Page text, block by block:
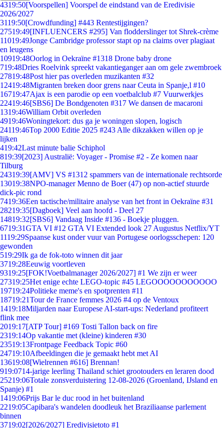
4319:50[Voorspellen] Voorspel de eindstand van de Eredivisie
2026/2027
3119:50[Crowdfunding] #443 Rentestijgingen?
27519:49[INFLUENCERS #295] Van flodderslinger tot Shrek-crème
11019:49Jonge Cambridge professor stapt op na claims over plagiaat
en leugens
10919:48Oorlog in Oekraïne #1318 Drone baby drone
719:48Dries Roelvink spreekt vakantieganger aan om gele zwembroek
27819:48Post hier pas overleden muzikanten #32
12419:48Migranten breken door grens naar Ceuta in Spanje,l #10
16719:47Ajax is een parodie op een voetbalclub #7 Vuurwerkjes
22419:46[SBS6] De Bondgenoten #317 We dansen de macaroni
1319:46William Orbit overleden
4919:46Woningtekort: dus ga je woningen slopen, logisch
24119:46Top 2000 Editie 2025 #243 Alle dikzakken willen op je
lijken
419:42Last minute balie Schiphol
819:39[2023] Australië: Voyager - Promise #2 - Ze komen naar
Tilburg
24319:39[AMV] VS #1312 spammers van de internationale rechtsorde
13019:38NPO-manager Menno de Boer (47) op non-actief stuurde
dick-pic rond
7419:36Een tactische/militaire analyse van het front in Oekraïne #31
28219:35[Dagboek] Veel aan hoofd - Deel 27
14819:32[SBS6] Vandaag Inside #136 - Boekje pluggen.
6719:31GTA VI #12 GTA VI Extended look 27 Augustus Netflix/YT
1119:29Spaanse kust onder vuur van Portugese oorlogsschepen: 120
gewonden
519:29Ik ga de fok-toto winnen dit jaar
3719:28Eeuwig voortleven
9319:25[FOK!Voetbalmanager 2026/2027] #1 We zijn er weer
27319:25Het enige echte LEGO-topic #45 LEGOOOOOOOOOOO
19719:24Politieke meme's en spotprenten #11
18719:21Tour de France femmes 2026 #4 op de Ventoux
1419:18Miljarden naar Europese AI-start-ups: Nederland profiteert
flink mee
2019:17[ATP Tour] #169 Tosti Tallon back on fire
2319:14Op vakantie met (kleine) kinderen #30
23519:13Frontpage Feedback Topic #60
24719:10Afbeeldingen die je gemaakt hebt met AI
13619:08[Wielrennen #616] Brennan!
919:0714-jarige leerling Thailand schiet grootouders en leraren dood
25219:06Totale zonsverduistering 12-08-2026 (Groenland, IJsland en
Spanje) #1
1419:06Prijs Bar le duc rood in het buitenland
2219:05Capibara's wandelen doodleuk het Braziliaanse parlement
binnen
3719:02[2026/2027] Eredivisietoto #1